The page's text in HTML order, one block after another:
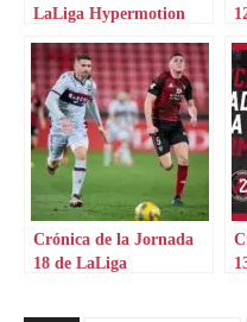
LaLiga Hypermotion
Crónica de la Jornada
18 de LaLiga